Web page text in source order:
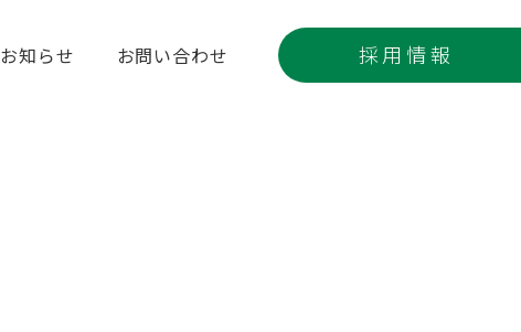
お知らせ お問い合わせ 採用情報